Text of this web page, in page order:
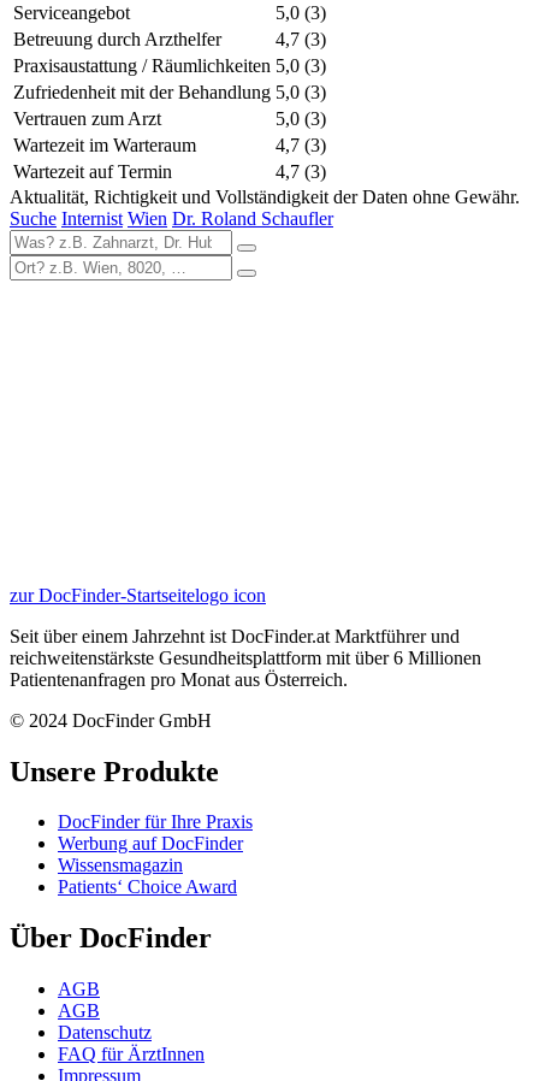
Serviceangebot
5,0 (3)
Betreuung durch Arzthelfer
4,7 (3)
Praxisaustattung / Räumlichkeiten 5,0 (3)
Zufriedenheit mit der Behandlung 5,0 (3)
Vertrauen zum Arzt
5,0 (3)
Wartezeit im Warteraum
4,7 (3)
Wartezeit auf Termin
4,7 (3)
Aktualität, Richtigkeit und Vollständigkeit der Daten ohne Gewähr.
Suche Internist Wien Dr. Roland Schaufler
zur DocFinder-Startseitelogo icon
Seit über einem Jahrzehnt ist DocFinder.at Marktführer und
reichweitenstärkste Gesundheitsplattform mit über 6 Millionen
Patientenanfragen pro Monat aus Österreich.
© 2024 DocFinder GmbH
Unsere Produkte
DocFinder für Ihre Praxis
Werbung auf DocFinder
Wissensmagazin
Patients‘ Choice Award
Über DocFinder
AGB
AGB
Datenschutz
FAQ für ÄrztInnen
Impressum